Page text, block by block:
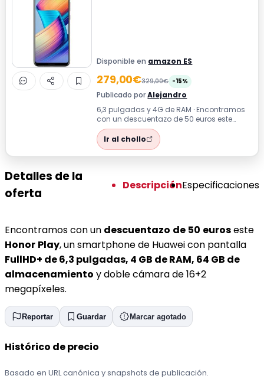
Disponible en amazon ES
279,00€329,00€ -15%
Publicado porAlejandro
6,3 pulgadas y 4G de RAM · Encontramos
con un descuentazo de 50 euros este
Honor Play, un smartphone de Huawei con
pa...Ir al chollo
Detalles de la
oferta
DescripciónEspecificaciones
Encontramos con un descuentazo de 50 euroseste
Honor Play, un smartphone de Huawei con pantalla
FullHD+ de 6,3 pulgadas, 4 GB de RAM, 64 GB de
almacenamiento y doble cámara de 16+2
megapíxeles.
Reportar Guardar Marcar agotado
Histórico de precio
Basado en URL canónica y snapshots de publicación.